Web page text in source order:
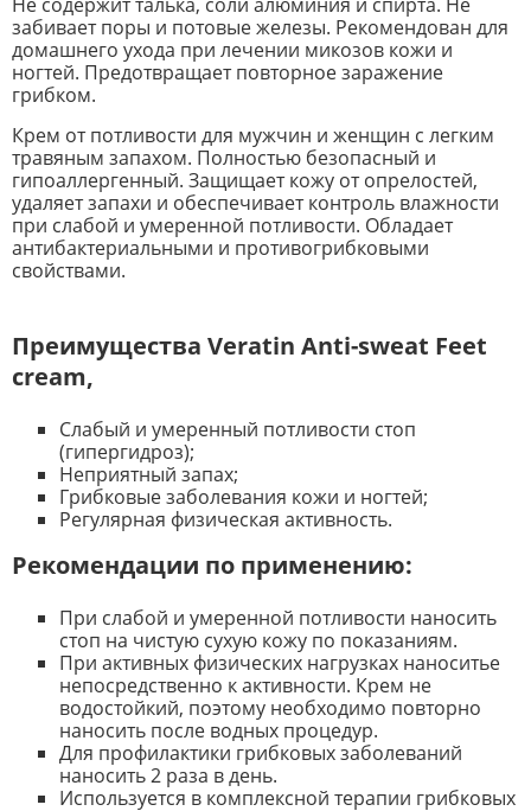
забивает поры и потовые железы. Рекомендован для
домашнего ухода при лечении микозов кожи и
ногтей. Предотвращает повторное заражение
грибком.
Крем от потливости для мужчин и женщин с легким
травяным запахом. Полностью безопасный и
гипоаллергенный. Защищает кожу от опрелостей,
удаляет запахи и обеспечивает контроль влажности
при слабой и умеренной потливости. Обладает
антибактериальными и противогрибковыми
свойствами.
Преимущества Veratin Anti-sweat Feet
cream,
Слабый и умеренный потливости стоп
(гипергидроз);
Неприятный запах;
Грибковые заболевания кожи и ногтей;
Регулярная физическая активность.
Рекомендации по применению:
При слабой и умеренной потливости наносить
стоп на чистую сухую кожу по показаниям.
При активных физических нагрузках наноситье
непосредственно к активности. Крем не
водостойкий, поэтому необходимо повторно
наносить после водных процедур.
Для профилактики грибковых заболеваний
наносить 2 раза в день.
Используется в комплексной терапии грибковых